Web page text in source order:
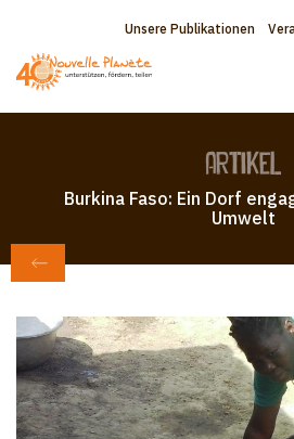
Inhalt
Topbar
menu
Unsere Publikationen
Artikel
Burkina Faso: Ein Dorf
Umwelt